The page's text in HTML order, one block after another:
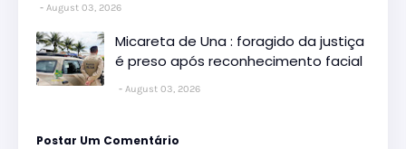
August 03, 2026
Micareta de Una : foragido da justiça
é preso após reconhecimento facial
August 03, 2026
Postar Um Comentário